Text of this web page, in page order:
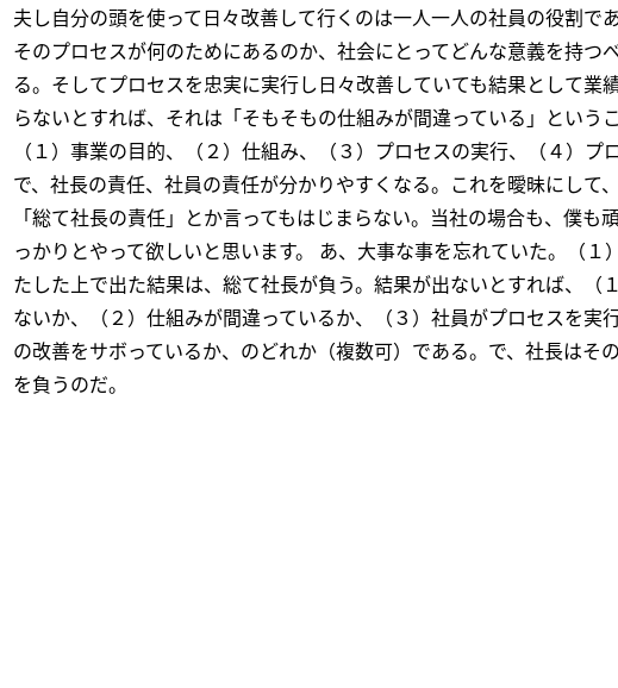
夫し自分の頭を使って日々改善して行くのは一人一人の社員の役割で
そのプロセスが何のためにあるのか、社会にとってどんな意義を持つ
る。そしてプロセスを忠実に実行し日々改善していても結果として業
らないとすれば、それは「そもそもの仕組みが間違っている」という
（１）事業の目的、（２）仕組み、（３）プロセスの実行、（４）プ
で、社長の責任、社員の責任が分かりやすくなる。これを曖昧にして
「総て社長の責任」とか言ってもはじまらない。当社の場合も、僕も
っかりとやって欲しいと思います。 あ、大事な事を忘れていた。（１
たした上で出た結果は、総て社長が負う。結果が出ないとすれば、（
ないか、（２）仕組みが間違っているか、（３）社員がプロセスを実
の改善をサボっているか、のどれか（複数可）である。で、社長はそ
を負うのだ。